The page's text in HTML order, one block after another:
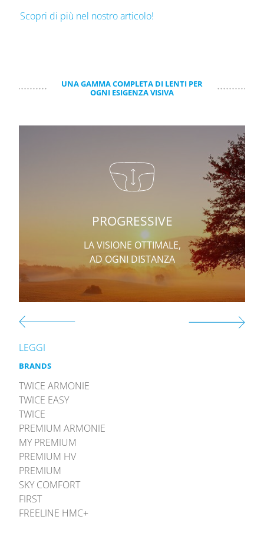
Scopri di più nel nostro articolo!
UNA GAMMA COMPLETA DI LENTI PER
OGNI ESIGENZA VISIVA
PROGRESSIVE
LA VISIONE OTTIMALE,
AD OGNI DISTANZA
LEGGI
BRANDS
TWICE ARMONIE
TWICE EASY
TWICE
PREMIUM ARMONIE
MY PREMIUM
PREMIUM HV
PREMIUM
SKY COMFORT
FIRST
FREELINE HMC+